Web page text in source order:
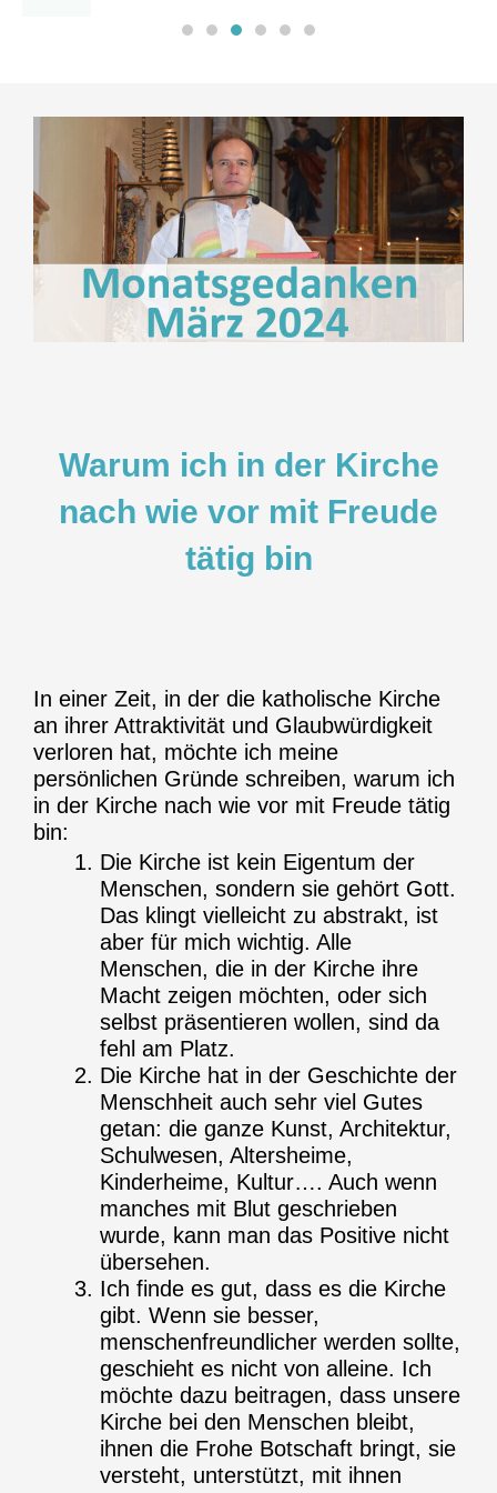
Warum ich in der Kirche
nach wie vor mit Freude
tätig bin
In einer Zeit, in der die katholische Kirche
an ihrer Attraktivität und Glaubwürdigkeit
verloren hat, möchte ich meine
persönlichen Gründe schreiben, warum ich
in der Kirche nach wie vor mit Freude tätig
bin:
Die Kirche ist kein Eigentum der
Menschen, sondern sie gehört Gott.
Das klingt vielleicht zu abstrakt, ist
aber für mich wichtig. Alle
Menschen, die in der Kirche ihre
Macht zeigen möchten, oder sich
selbst präsentieren wollen, sind da
fehl am Platz.
Die Kirche hat in der Geschichte der
Menschheit auch sehr viel Gutes
getan: die ganze Kunst, Architektur,
Schulwesen, Altersheime,
Kinderheime, Kultur…. Auch wenn
manches mit Blut geschrieben
wurde, kann man das Positive nicht
übersehen.
Ich finde es gut, dass es die Kirche
gibt. Wenn sie besser,
menschenfreundlicher werden sollte,
geschieht es nicht von alleine. Ich
möchte dazu beitragen, dass unsere
Kirche bei den Menschen bleibt,
ihnen die Frohe Botschaft bringt, sie
versteht, unterstützt, mit ihnen